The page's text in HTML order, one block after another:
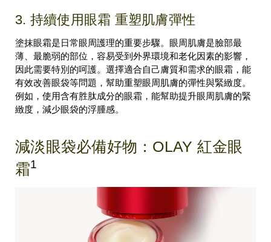
3. 持續使用眼霜 重塑肌膚彈性
塗抹眼霜是日常眼周護理的重要步驟。眼周肌膚是臉部最
薄、最脆弱的部位，容易受到外界環境和老化因素的影響，
因此需要特別的呵護。選擇適合自己膚質和需求的眼霜，能
有效改善眼袋等問題，幫助重塑眼周肌膚的彈性與緊緻度。
例如，使用含有胜肽成分的眼霜，能幫助提升眼周肌膚的緊
緻度，減少眼袋的浮腫感。
減淡眼袋必備好物：OLAY 紅金眼
霜1